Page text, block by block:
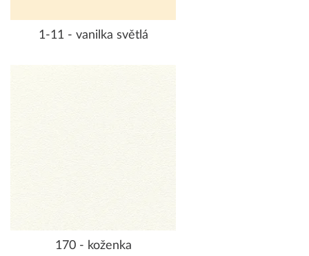
1-11 - vanilka světlá
170 - koženka